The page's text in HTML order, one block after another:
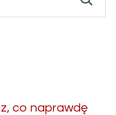
co naprawdę